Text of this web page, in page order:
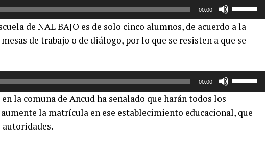
o
disminuir
el
volumen.
00:00
teclas
de
para
aumentar
disminuir
de NAL BAJO es de solo cinco alumnos, de acuerdo a la
de trabajo o de diálogo, por lo que se resisten a que se
00:00
de
la comuna de Ancud ha señalado que harán todos los
la matrícula en ese establecimiento educacional, que
autoridades.